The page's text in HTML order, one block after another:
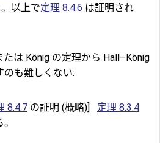
以上で定理 8.4.6 は証明され
は König の定理から Hall–König
のも難しくない:
8.4.7 の証明 (概略)]
定理 8.3.4